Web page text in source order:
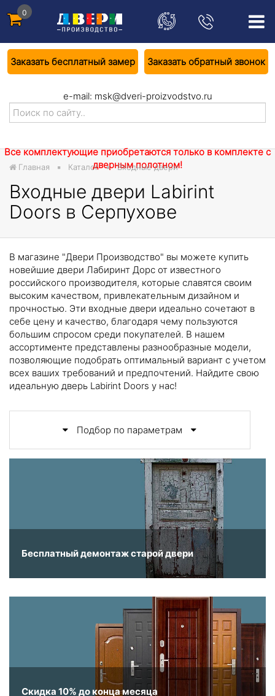
0
Заказать бесплатный замер Заказать обратный звонок
e-mail: msk@dveri-proizvodstvo.ru
Все комплектующие приобретаются только в комплекте с
дверным полотном!
Главная Каталог Входные двери
Входные двери Labirint
Doors в Серпухове
В магазине "Двери Производство" вы можете купить
новейшие двери Лабиринт Дорс от известного
российского производителя, которые славятся своим
высоким качеством, привлекательным дизайном и
прочностью. Эти входные двери идеально сочетают в
себе цену и качество, благодаря чему пользуются
большим спросом среди покупателей. В нашем
ассортименте представлены разнообразные модели,
позволяющие подобрать оптимальный вариант с учетом
всех ваших требований и предпочтений. Найдите свою
идеальную дверь Labirint Doors у нас!
Подбор по параметрам
Бесплатный демонтаж старой двери
Скидка 10% до конца месяца